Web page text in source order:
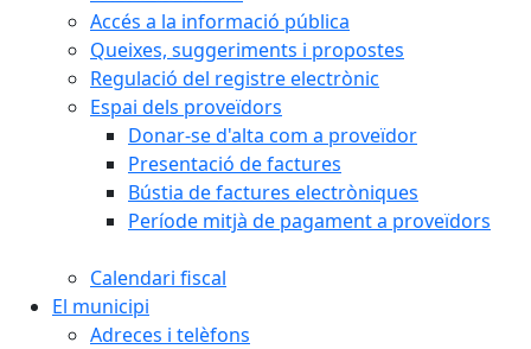
Accés a la informació pública
Queixes, suggeriments i propostes
Regulació del registre electrònic
Espai dels proveïdors
Donar-se d'alta com a proveïdor
Presentació de factures
Bústia de factures electròniques
Període mitjà de pagament a proveïdors
Calendari fiscal
El municipi
Adreces i telèfons